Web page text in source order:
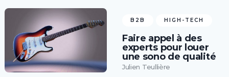
B2B HIGH-TECH
Faire appel à des
experts pour louer
une sono de qualité
Julien Teullière